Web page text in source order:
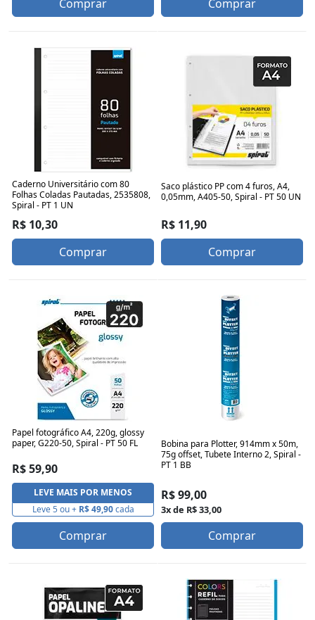
Comprar Comprar
Caderno Universitário com 80
Folhas Coladas Pautadas, 2535808,
Spiral - PT 1 UN
R$ 10,30
Comprar
Saco plástico PP com 4 furos, A4,
0,05mm, A405-50, Spiral - PT 50 UN
R$ 11,90
Comprar
Papel fotográfico A4, 220g, glossy
paper, G220-50, Spiral - PT 50 FL
R$ 59,90
LEVE MAIS POR MENOS
Leve 5 ou + R$ 49,90cada
Comprar
Bobina para Plotter, 914mm x 50m,
75g offset, Tubete Interno 2, Spiral -
PT 1 BB
R$ 99,00
3x de R$ 33,00
Comprar